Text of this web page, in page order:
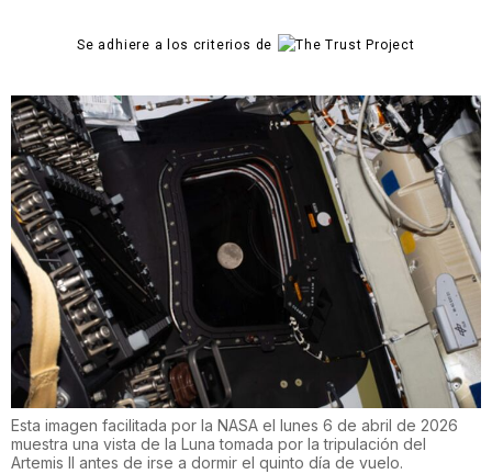
Se adhiere a los criterios de
Esta imagen facilitada por la NASA el lunes 6 de abril de 2026
muestra una vista de la Luna tomada por la tripulación del
Artemis II antes de irse a dormir el quinto día de vuelo.